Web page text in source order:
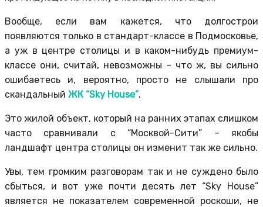
Вообще, если вам кажется, что долгострои
появляются только в стандарт-классе в Подмосковье,
а уж в центре столицы и в каком-нибудь премиум-
классе они, считай, невозможны – что ж, вы сильно
ошибаетесь и, вероятно, просто не слышали про
скандальный ЖК “Sky House”.
Это жилой объект, который на ранних этапах слишком
часто сравнивали с “Москвой-Сити” – якобы
ландшафт центра столицы он изменит так же сильно.
Увы, тем громким разговорам так и не суждено было
сбыться, и вот уже почти десять лет “Sky House”
является не показателем современной роскоши, не